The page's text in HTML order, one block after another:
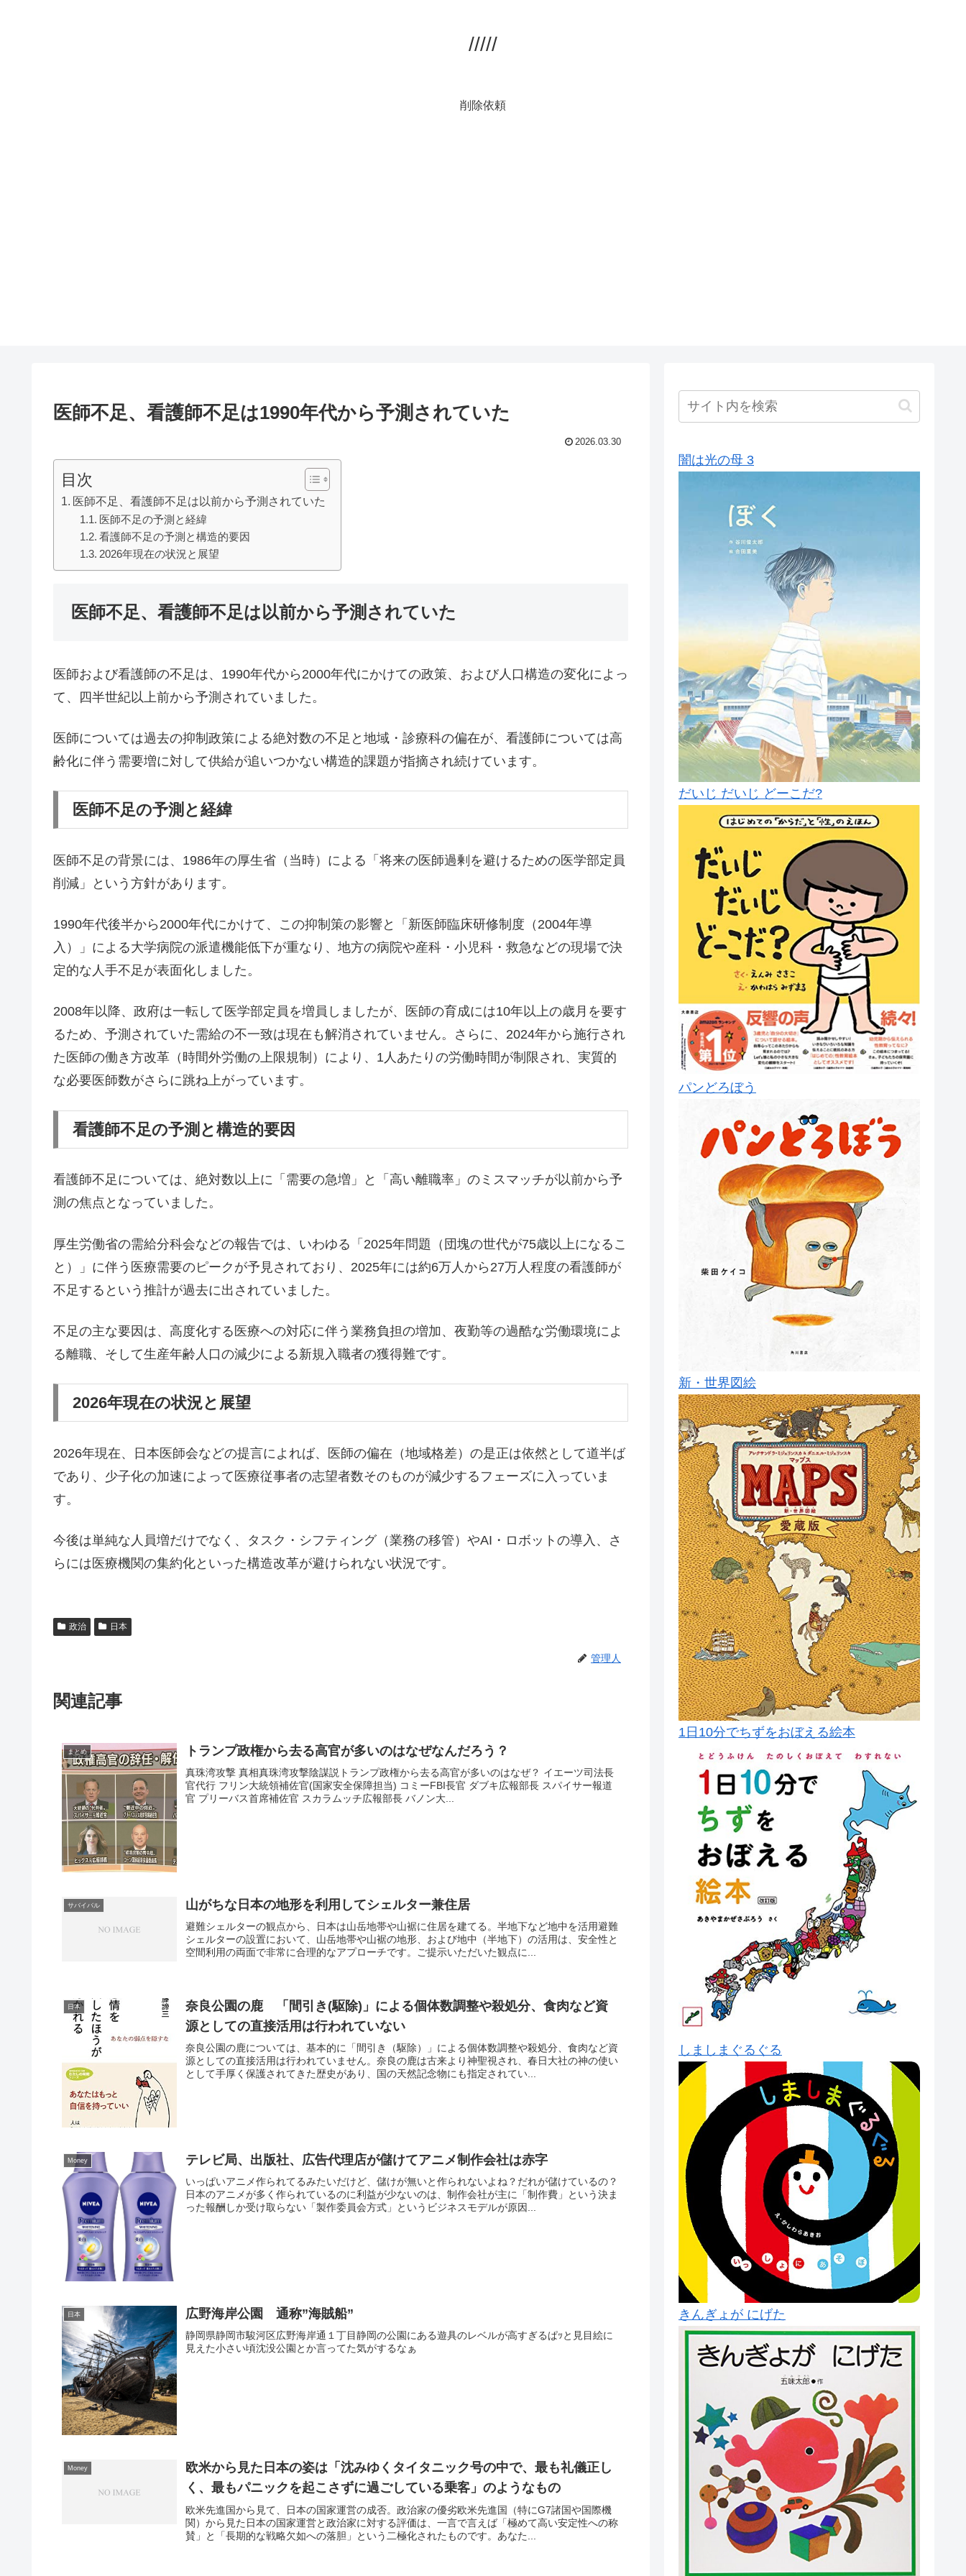
/////
削除依頼
医師不足、看護師不足は1990年代から予測されていた
2026.03.30
目次
医師不足、看護師不足は以前から予測されていた
医師不足の予測と経緯
看護師不足の予測と構造的要因
2026年現在の状況と展望
医師不足、看護師不足は以前から予測されていた
医師および看護師の不足は、1990年代から2000年代にかけての政策、および人口構造の変化によっ
て、四半世紀以上前から予測されていました。
医師については過去の抑制政策による絶対数の不足と地域・診療科の偏在が、看護師については高
齢化に伴う需要増に対して供給が追いつかない構造的課題が指摘され続けています。
医師不足の予測と経緯
医師不足の背景には、1986年の厚生省（当時）による「将来の医師過剰を避けるための医学部定員
削減」という方針があります。
1990年代後半から2000年代にかけて、この抑制策の影響と「新医師臨床研修制度（2004年導
入）」による大学病院の派遣機能低下が重なり、地方の病院や産科・小児科・救急などの現場で決
定的な人手不足が表面化しました。
2008年以降、政府は一転して医学部定員を増員しましたが、医師の育成には10年以上の歳月を要す
るため、予測されていた需給の不一致は現在も解消されていません。さらに、2024年から施行され
た医師の働き方改革（時間外労働の上限規制）により、1人あたりの労働時間が制限され、実質的
な必要医師数がさらに跳ね上がっています。
看護師不足の予測と構造的要因
看護師不足については、絶対数以上に「需要の急増」と「高い離職率」のミスマッチが以前から予
測の焦点となっていました。
厚生労働省の需給分科会などの報告では、いわゆる「2025年問題（団塊の世代が75歳以上になるこ
と）」に伴う医療需要のピークが予見されており、2025年には約6万人から27万人程度の看護師が
不足するという推計が過去に出されていました。
不足の主な要因は、高度化する医療への対応に伴う業務負担の増加、夜勤等の過酷な労働環境によ
る離職、そして生産年齢人口の減少による新規入職者の獲得難です。
2026年現在の状況と展望
2026年現在、日本医師会などの提言によれば、医師の偏在（地域格差）の是正は依然として道半ば
であり、少子化の加速によって医療従事者の志望者数そのものが減少するフェーズに入っていま
す。
今後は単純な人員増だけでなく、タスク・シフティング（業務の移管）やAI・ロボットの導入、さ
らには医療機関の集約化といった構造改革が避けられない状況です。
政治 日本
管理人
関連記事
まとめ トランプ政権から去る高官が多いのはなぜなんだろう？
真珠湾攻撃 真相真珠湾攻撃陰謀説トランプ政権から去る高官が多いのはなぜ？ イエーツ司法長
官代行 フリン大統領補佐官(国家安全保障担当) コミーFBI長官 ダブキ広報部長 スパイサー報道
官 プリーバス首席補佐官 スカラムッチ広報部長 バノン大...
サバイバル 山がちな日本の地形を利用してシェルター兼住居
避難シェルターの観点から、日本は山岳地帯や山裾に住居を建てる。半地下など地中を活用避難
シェルターの設置において、山岳地帯や山裾の地形、および地中（半地下）の活用は、安全性と
空間利用の両面で非常に合理的なアプローチです。ご提示いただいた観点に...
日本
奈良公園の鹿 「間引き(駆除)」による個体数調整や殺処分、食肉など資
源としての直接活用は行われていない
奈良公園の鹿については、基本的に「間引き（駆除）」による個体数調整や殺処分、食肉など資
源としての直接活用は行われていません。奈良の鹿は古来より神聖視され、春日大社の神の使い
として手厚く保護されてきた歴史があり、国の天然記念物にも指定されてい...
Money テレビ局、出版社、広告代理店が儲けてアニメ制作会社は赤字
いっぱいアニメ作られてるみたいだけど、儲けが無いと作られないよね？だれが儲けているの？
日本のアニメが多く作られているのに利益が少ないのは、制作会社が主に「制作費」という決ま
った報酬しか受け取らない「製作委員会方式」というビジネスモデルが原因...
日本 広野海岸公園 通称”海賊船”
静岡県静岡市駿河区広野海岸通１丁目静岡の公園にある遊具のレベルが高すぎるぱｯと見目絵に
見えた小さい頃沈没公園とか言ってた気がするなぁ
Money
欧米から見た日本の姿は「沈みゆくタイタニック号の中で、最も礼儀正し
く、最もパニックを起こさずに過ごしている乗客」のようなもの
欧米先進国から見て、日本の国家運営の成否。政治家の優劣欧米先進国（特にG7諸国や国際機
関）から見た日本の国家運営と政治家に対する評価は、一言で言えば「極めて高い安定性への称
賛」と「長期的な戦略欠如への落胆」という二極化されたものです。あなた...
闇は光の母 3
だいじ だいじ どーこだ?
パンどろぼう
新・世界図絵
1日10分でちずをおぼえる絵本
しましまぐるぐる
きんぎょが にげた